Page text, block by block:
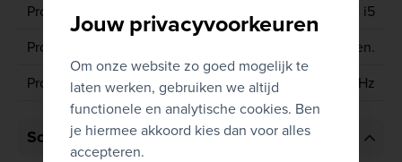
Processor type
CORE i5
Processor generatie
11de gen.
Processor
11400H 2.7 GHz
Scherm
Jouw privacyvoorkeuren
Om onze website zo goed mogelijk te
laten werken, gebruiken we altijd
functionele en analytische cookies. Ben
je hiermee akkoord kies dan voor alles
accepteren.